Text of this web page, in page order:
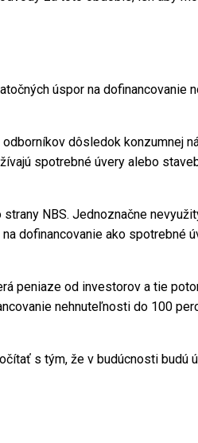
úspor na dofinancovanie
dôsledok konzumnej
spotrebné úvery alebo
NBS. Jednoznačne
dofinancovanie ako spotrebné
peniaze od investorov a tie
nehnuteľnosti do 100
s tým, že v budúcnosti budú